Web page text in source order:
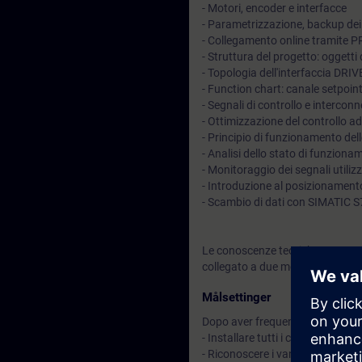
- Motori, encoder e interfacce
- Parametrizzazione, backup
- Collegamento online tramite
- Struttura del progetto: oggetti
- Topologia dell'interfaccia
- Function chart: canale
- Segnali di controllo e
- Ottimizzazione del controllo
- Principio di funzionamento
- Analisi dello stato di
- Monitoraggio dei segnali
- Introduzione al
- Scambio di dati con SIMATIC
Le conoscenze teoriche
collegato a due motori.
Målsettinger
Dopo aver frequentato il corso
- Installare tutti i componenti di
- Riconoscere i vantaggi del